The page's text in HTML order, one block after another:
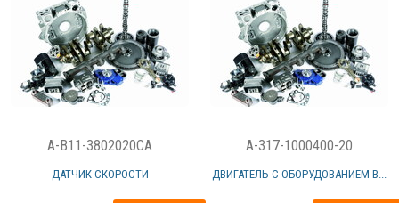
A-B11-3802020CA
ДАТЧИК СКОРОСТИ
A-317-1000400-20
ДВИГАТЕЛЬ С ОБОРУДОВАНИЕМ В...